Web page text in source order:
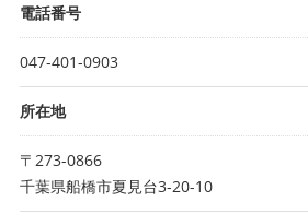
電話番号
047-401-0903
所在地
〒273-0866
千葉県船橋市夏見台3-20-10